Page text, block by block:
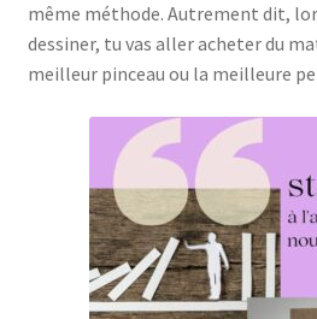
même méthode. Autrement dit,
dessiner, tu vas aller acheter du
meilleur pinceau ou la meilleure